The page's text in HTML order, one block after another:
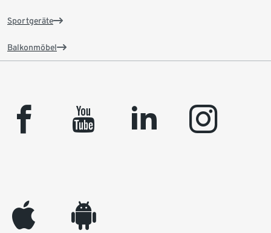
Sportgeräte
Balkonmöbel
facebook youtube linkedin instagram
appleinc android